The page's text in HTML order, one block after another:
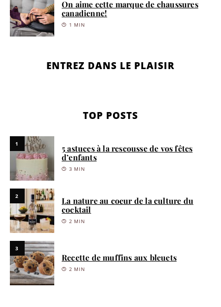
On aime cette marque de chaussures
canadienne!
1 MIN
ENTREZ DANS LE PLAISIR
TOP POSTS
1
5 astuces à la rescousse de vos fêtes
d’enfants
3 MIN
2
La nature au coeur de la culture du
cocktail
2 MIN
3
Recette de muffins aux bleuets
2 MIN